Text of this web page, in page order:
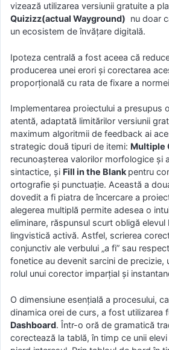
vizează utilizarea versiunii gratuite a
Quizizz(actual Wayground) nu doar
un ecosistem de învățare digitală.
Ipoteza centrală a fost aceea că
producerea unei erori și corectarea
proporțională cu rata de fixare a
Implementarea proiectului a presupus
atentă, adaptată limitărilor versiunii
maximum algoritmii de feedback ai
strategic două tipuri de itemi: Multiple
recunoașterea valorilor morfologice și
sintactice, și Fill in the Blank pentru
ortografie și punctuație. Această a
dovedit a fi piatra de încercare a
alegerea multiplă permite adesea o
eliminare, răspunsul scurt obligă
lingvistică activă. Astfel, scrierea
conjunctiv ale verbului „a fi” sau
fonetice au devenit sarcini de precizie,
rolul unui corector imparțial și
O dimensiune esențială a procesului,
dinamica orei de curs, a fost utilizarea
Dashboard. Într-o oră de gramatică
corectează la tablă, în timp ce unii